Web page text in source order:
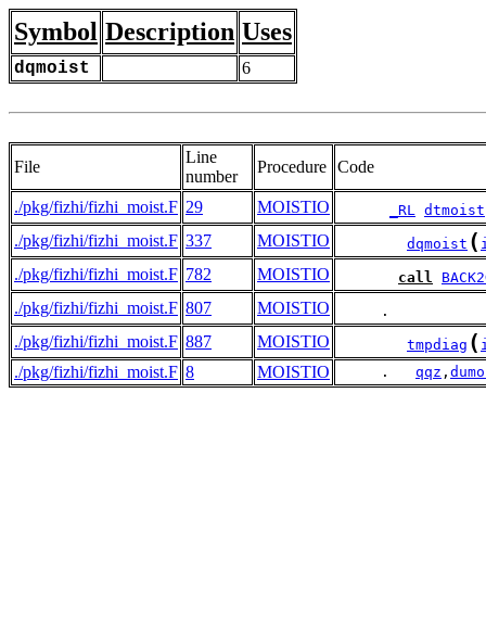
Symbol Description Uses
dqmoist 6
File
Line
number
Procedure Code
./pkg/fizhi/fizhi_moist.F 29 MOISTIO _RL dtmoist
./pkg/fizhi/fizhi_moist.F 337 MOISTIO dqmoist (
./pkg/fizhi/fizhi_moist.F 782 MOISTIO call
./pkg/fizhi/fizhi_moist.F 807 MOISTIO
./pkg/fizhi/fizhi_moist.F 887 MOISTIO tmpdiag (
./pkg/fizhi/fizhi_moist.F 8 MOISTIO
     .
qqz ,